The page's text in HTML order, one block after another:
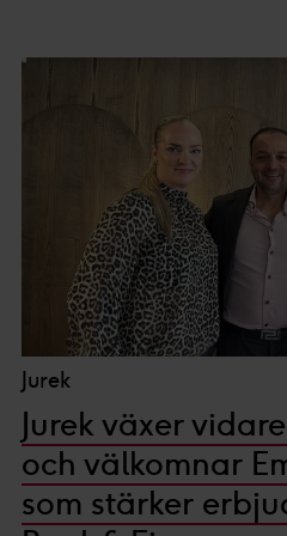
Jurek
Jurek växer
och välkomnar
som stärker